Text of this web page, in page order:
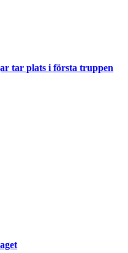
tar plats i första truppen